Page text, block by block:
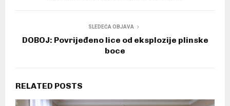
SLEDEĆA OBJAVA
DOBOJ: Povrijeđeno lice od eksplozije plinske
boce
RELATED POSTS